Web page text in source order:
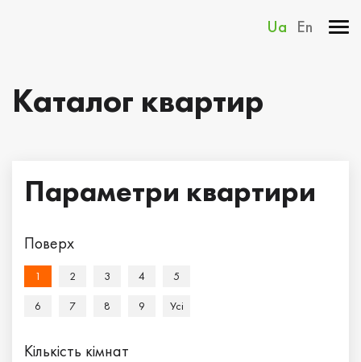
Ua En
Каталог квартир
Параметри квартири
Поверх
1 2 3 4 5
6 7 8 9 Усi
Кількість кімнат